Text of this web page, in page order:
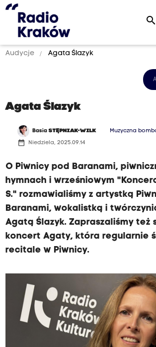
search
Audycje Agata Ślazyk
Agata Ślazyk
BasiaSTĘPNIAK-WILK Muzyczna
date_range Niedziela, 2025.09.14
O Piwnicy pod Baranami,
hymnach i wrześniowym
S." rozmawialiśmy z artystką
Baranami, wokalistką i
Agatą Ślazyk. Zapraszaliśmy też
koncert Agaty, która regularnie
recitale w Piwnicy.